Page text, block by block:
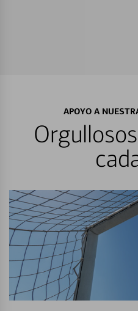
APOYO A